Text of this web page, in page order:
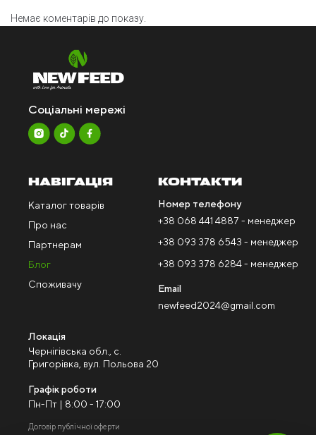
Немає коментарів до показу.
Соціальні мережі
НАВІГАЦІЯ
Каталог товарів
Про нас
Партнерам
Блог
Споживачу
КОНТАКТИ
Номер телефону
+38 068 441 4887 - менеджер
+38 093 378 6543 - менеджер
+38 093 378 6284 - менеджер
Email
newfeed2024@gmail.com
Локація
Чернігівська обл., с.
Григорівка, вул. Польова 20
Графік роботи
Пн-Пт | 8:00 - 17:00
Договір публічної оферти